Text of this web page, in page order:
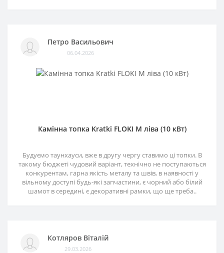
Петро Васильович
06.04.2026
Камінна топка Kratki FLOKI M ліва (10 кВт)
Будуємо таунхауси, вже в другу чергу ставимо ці топки. В
такому бюджеті чудовий варіант, технічно не поступаються
конкурентам, гарна якість металу та швів, в наявності у
вільному доступі будь-які запчастини, є чорний або білий
шамот в середині, є декоративні рамки, що ще треба..
Котляров Віталій
29.03.2026